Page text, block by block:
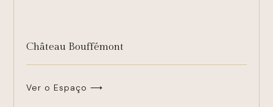
Château Bouffémont
Ver o Espaço ⟶